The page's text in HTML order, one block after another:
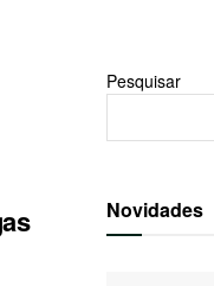
Pesquisar
Novidades